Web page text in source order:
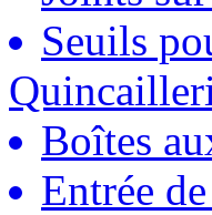
Seuils
Boîtes
Entrée